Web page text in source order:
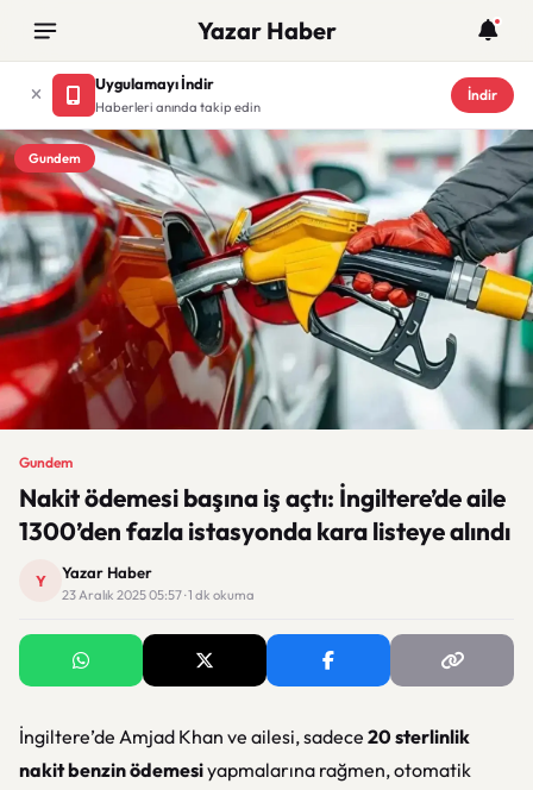
Yazar Haber
Uygulamayı İndir
Haberleri anında takip edin
İndir
Gundem
Gundem
Nakit ödemesi başına iş açtı: İngiltere’de aile
1300’den fazla istasyonda kara listeye alındı
Y Yazar Haber
23 Aralık 2025 05:57 · 1 dk okuma
İngiltere’de Amjad Khan ve ailesi, sadece 20 sterlinlik
nakit benzin ödemesiyapmalarına rağmen, otomatik